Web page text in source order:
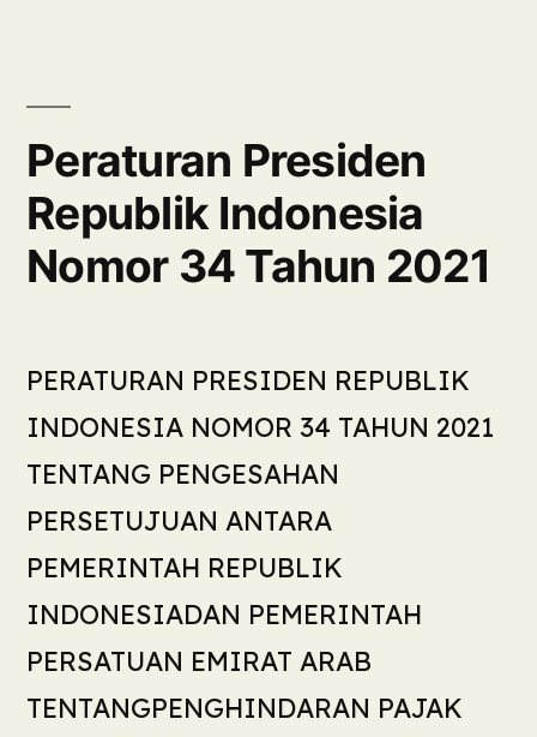
Peraturan Presiden
Republik Indonesia
Nomor 34 Tahun 2021
PERATURAN PRESIDEN REPUBLIK
INDONESIA NOMOR 34 TAHUN 2021
TENTANG PENGESAHAN
PERSETUJUAN ANTARA
PEMERINTAH REPUBLIK
INDONESIADAN PEMERINTAH
PERSATUAN EMIRAT ARAB
TENTANGPENGHINDARAN PAJAK